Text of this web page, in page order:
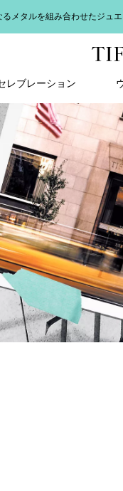
るメタルを組み合わせたジュ
レブレーション